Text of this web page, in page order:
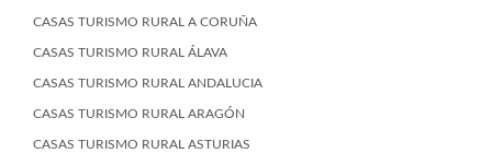
CASAS TURISMO RURAL A CORUÑA
CASAS TURISMO RURAL ÁLAVA
CASAS TURISMO RURAL ANDALUCIA
CASAS TURISMO RURAL ARAGÓN
CASAS TURISMO RURAL ASTURIAS